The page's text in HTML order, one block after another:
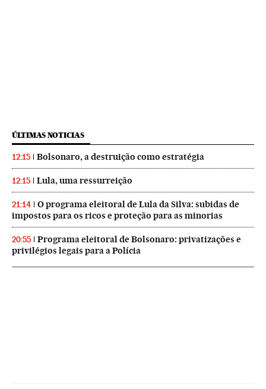
ÚLTIMAS NOTICIAS
12:15 Bolsonaro, a destruição como estratégia
12:15 Lula, uma ressurreição
21:14
O programa eleitoral de Lula da Silva: subidas de
impostos para os ricos e proteção para as minorias
20:55
Programa eleitoral de Bolsonaro: privatizações e
privilégios legais para a Polícia